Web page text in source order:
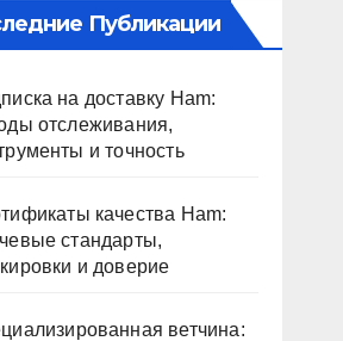
Публикации
на доставку Ham:
отслеживания,
и точность
качества Ham:
стандарты,
и доверие
ветчина: